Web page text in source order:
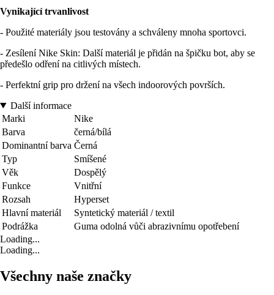
Vynikající trvanlivost
- Použité materiály jsou testovány a schváleny mnoha sportovci.
- Zesílení Nike Skin: Další materiál je přidán na špičku bot, aby se
předešlo odření na citlivých místech.
- Perfektní grip pro držení na všech indoorových površích.
Další informace
Marki
Nike
Barva
černá/bílá
Dominantní barva Černá
Typ
Smíšené
Věk
Dospělý
Funkce
Vnitřní
Rozsah
Hyperset
Hlavní materiál
Syntetický materiál / textil
Podrážka
Guma odolná vůči abrazivnímu opotřebení
Loading...
Loading...
Všechny naše značky